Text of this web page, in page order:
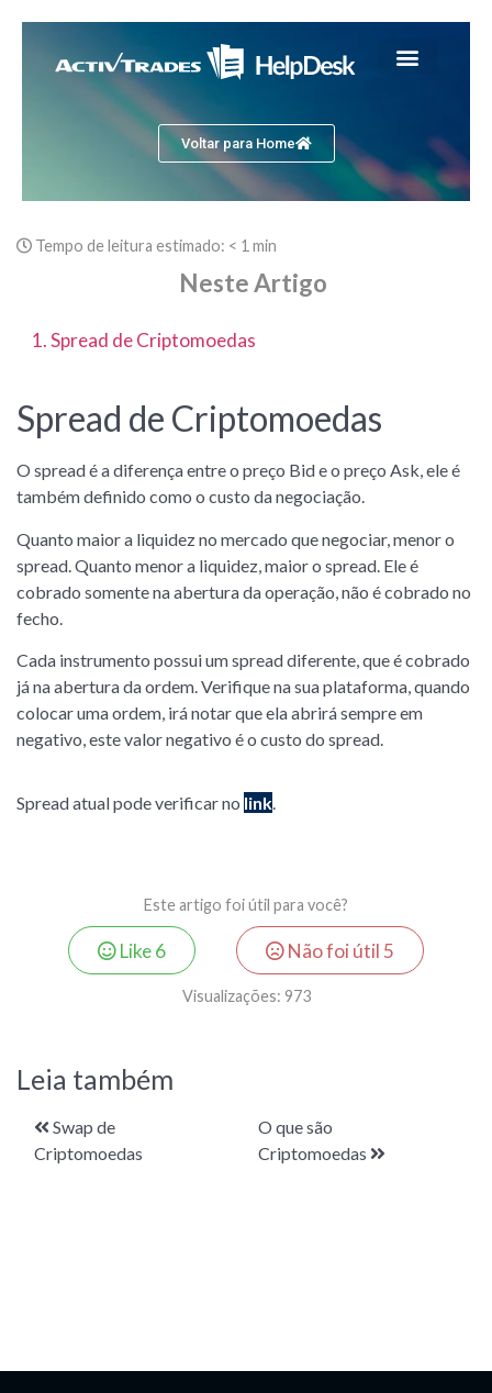
Voltar para Home
Tempo de leitura estimado: < 1 min
Neste Artigo
1. Spread de Criptomoedas
Spread de Criptomoedas
O spread é a diferença entre o preço Bid e o preço Ask, ele é
também definido como o custo da negociação.
Quanto maior a liquidez no mercado que negociar, menor o
spread. Quanto menor a liquidez, maior o spread. Ele é
cobrado somente na abertura da operação, não é cobrado no
fecho.
Cada instrumento possui um spread diferente, que é cobrado
já na abertura da ordem. Verifique na sua plataforma, quando
colocar uma ordem, irá notar que ela abrirá sempre em
negativo, este valor negativo é o custo do spread.
Spread atual pode verificar no link.
Este artigo foi útil para você?
Like6 Não foi útil 5
Visualizações: 973
Leia também
Swap de
Criptomoedas
O que são
Criptomoedas